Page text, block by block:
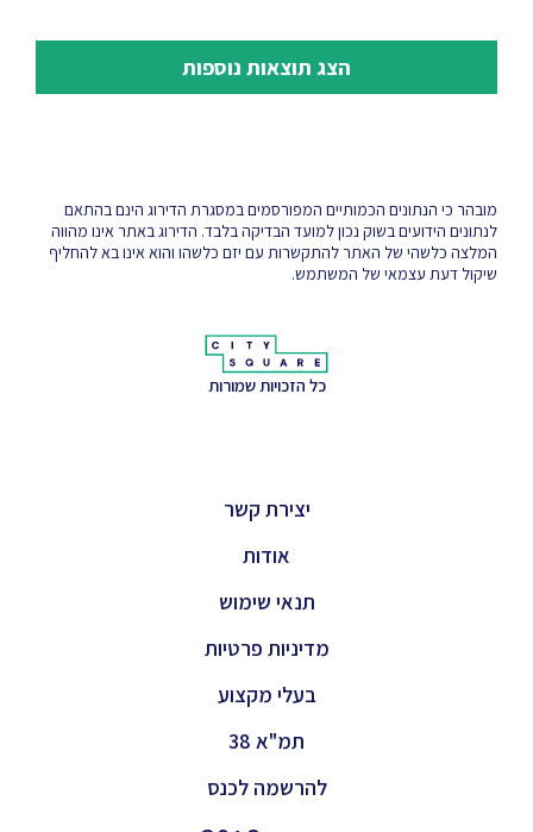
הצג תוצאות נוספות
מובהר כי הנתונים הכמותיים המפורסמים במסגרת הדירוג הינם בהתאם
לנתונים הידועים בשוק נכון למועד הבדיקה בלבד. הדירוג באתר אינו מהווה
המלצה כלשהי של האתר להתקשרות עם יזם כלשהו והוא אינו בא להחליף
שיקול דעת עצמאי של המשתמש.
כל הזכויות שמורות
יצירת קשר
אודות
תנאי שימוש
מדיניות פרטיות
בעלי מקצוע
תמ"א 38
להרשמה לכנס